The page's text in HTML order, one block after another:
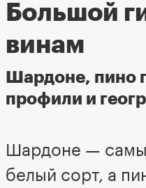
Большой
винам
Шардоне, пино
профили и
Шардоне —
белый сорт, а